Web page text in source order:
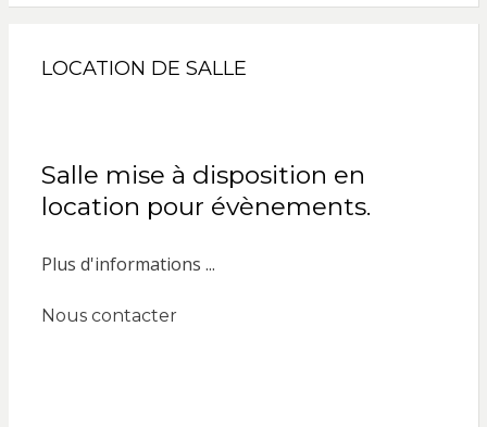
LOCATION DE SALLE
Salle mise à disposition en
location pour évènements.
Plus d'informations ...
Nous contacter